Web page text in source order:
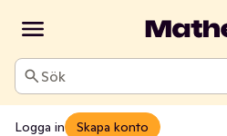
Sök
Logga in Skapa konto